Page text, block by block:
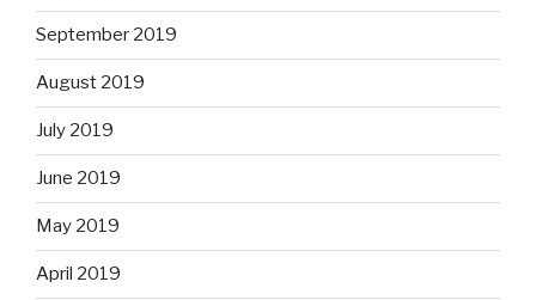
September 2019
August 2019
July 2019
June 2019
May 2019
April 2019